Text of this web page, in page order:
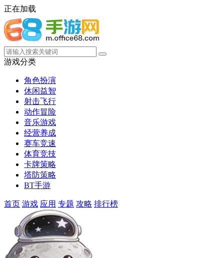
正在加载
游戏分类
角色扮演
休闲益智
射击飞行
动作冒险
音乐游戏
经营养成
赛车竞速
体育竞技
卡牌策略
塔防策略
BT手游
首页 游戏 应用 专题 攻略 排行榜